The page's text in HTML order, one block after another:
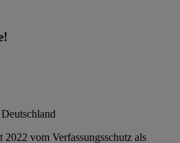
2022 vom Verfassungsschutz als